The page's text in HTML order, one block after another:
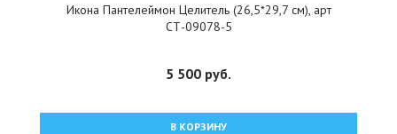
Икона Пантелеймон Целитель (26,5*29,7 см), арт
СТ-09078-5
5 500 руб.
В КОРЗИНУ